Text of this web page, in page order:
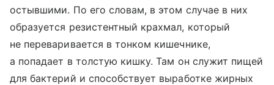
остывшими. По его словам, в этом случае в них
образуется резистентный крахмал, который
не переваривается в тонком кишечнике,
а попадает в толстую кишку. Там он служит пищей
для бактерий и способствует выработке жирных